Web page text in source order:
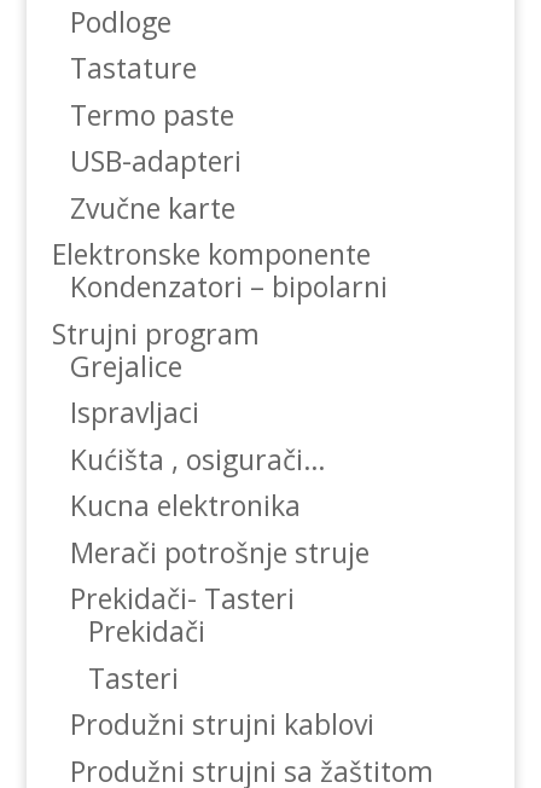
Podloge
Tastature
Termo paste
USB-adapteri
Zvučne karte
Elektronske komponente
Kondenzatori – bipolarni
Strujni program
Grejalice
Ispravljaci
Kućišta , osigurači…
Kucna elektronika
Merači potrošnje struje
Prekidači- Tasteri
Prekidači
Tasteri
Produžni strujni kablovi
Produžni strujni sa žaštitom